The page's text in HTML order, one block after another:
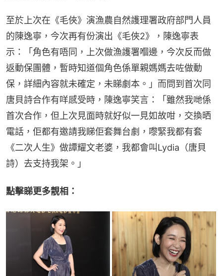
至於上次在《毛俠》演漁農自然護理署政府部門人員
的陳逸寧，今次再有份演出《毛俠2》，陳逸寧表
示：「角色有唔同，上次做漁護署嗰邊，今次反而做
返動保團體，暫時知道個角色係單親媽媽去咗做動
保，詳細內容就未確定，未睇劇本。」而問到首次同
唐貝詩合作有咩感受時，陳逸寧笑言：「雖然我哋係
首次合作，但上次見面時就好似一見如故咁，交換晒
電話，佢都有邀請我睇佢套舞台劇，嚟緊我都有套
《二次人生》做譚耀文老婆，我都會叫Lydia（唐貝
詩）去支持我架。」
點擊睇更多靚相：